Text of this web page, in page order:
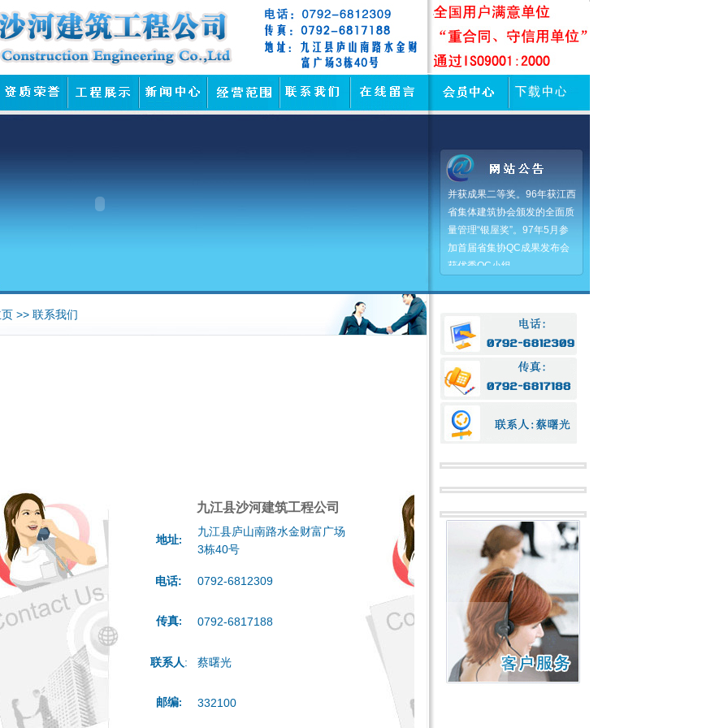
司起步早、收益大。94、95连
续两年获农业部QC优秀小组
并获成果二等奖。96年获江西
省集体建筑协会颁发的全面质
量管理“银屋奖”。97年5月参
加首届省集协QC成果发布会
获优秀QC小组。
>> 联系我们
九江县沙河建筑工程公司
地址:
九江县庐山南路水金财富广场
3栋40号
电话: 0792-6812309
传真: 0792-6817188
联系人: 蔡曙光
邮编: 332100